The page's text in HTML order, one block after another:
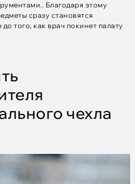
Благодаря этому
сразу становятся
того, как врач покинет палату
чехла